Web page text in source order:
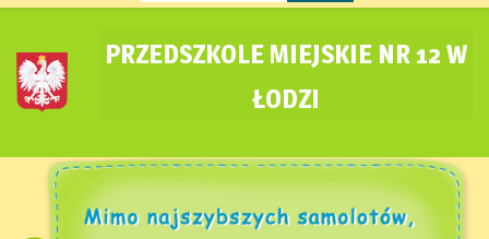
PRZEDSZKOLE MIEJSKIE NR 12 W
ŁODZI